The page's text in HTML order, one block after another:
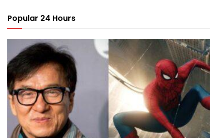
Popular 24 Hours